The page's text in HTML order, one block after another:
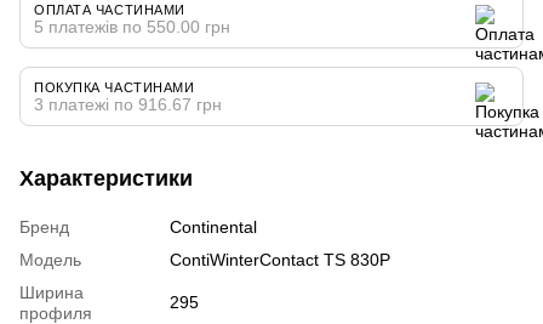
ОПЛАТА ЧАСТИНАМИ
5 платежів по 550.00 грн
ПОКУПКА ЧАСТИНАМИ
3 платежі по 916.67 грн
Характеристики
Бренд
Continental
Модель
ContiWinterContact TS 830P
Ширина
профиля
295